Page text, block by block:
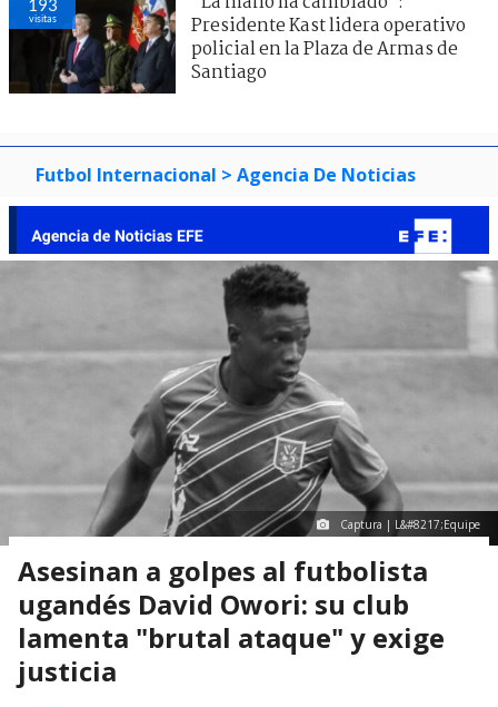
193
visitas
Presidente Kast lidera operativo
policial en la Plaza de Armas de
Santiago
Futbol Internacional > Agencia De Noticias
Captura | L&#8217;Equipe
Asesinan a golpes al futbolista
ugandés David Owori: su club
lamenta "brutal ataque" y exige
justicia